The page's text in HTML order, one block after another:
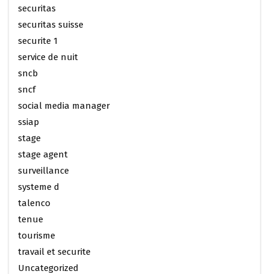
securitas
securitas suisse
securite 1
service de nuit
sncb
sncf
social media manager
ssiap
stage
stage agent
surveillance
systeme d
talenco
tenue
tourisme
travail et securite
Uncategorized